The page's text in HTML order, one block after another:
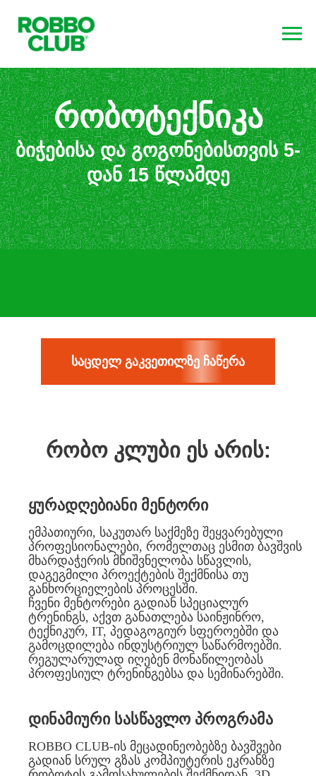
ბიჭებისა და გოგონებისთვის 5-
დან 15 წლამდე
რობოტექნიკა
საცდელ გაკვეთილზე ჩაწერა
რობო კლუბი ეს არის:
ყურადღებიანი მენტორი
ემპათიური, საკუთარ საქმეზე შეყვარებული
პროფესიონალები, რომელთაც ესმით ბავშვის
მხარდაჭერის მნიშვნელობა სწავლის,
დაგეგმილი პროექტების შექმნისა თუ
განხორციელების პროცესში.
ჩვენი მენტორები გადიან სპეციალურ
ტრენინგს, აქვთ განათლება საინჟინრო,
ტექნიკურ, IT, პედაგოგიურ სფეროებში და
გამოცდილება ინდუსტრიულ საწარმოებში.
რეგულარულად იღებენ მონაწილეობას
პროფესიულ ტრენინგებსა და სემინარებში.
დინამიური სასწავლო პროგრამა
ROBBO CLUB-ის მეცადინეობებზე ბავშვები
გადიან სრულ გზას კომპიუტერის ეკრანზე